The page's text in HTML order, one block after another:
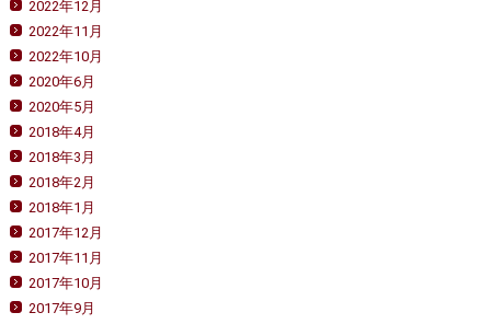
2022年12月
2022年11月
2022年10月
2020年6月
2020年5月
2018年4月
2018年3月
2018年2月
2018年1月
2017年12月
2017年11月
2017年10月
2017年9月